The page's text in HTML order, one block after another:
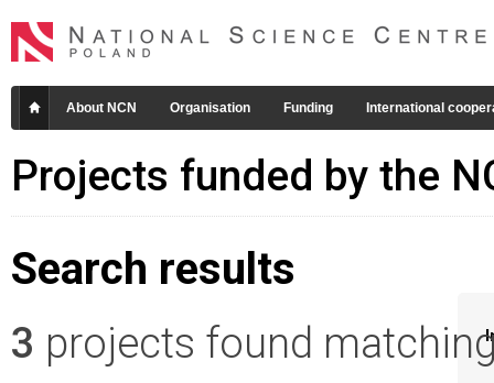
About NCN Organisation Funding International
Projects funded by the
Search results
3 projects found